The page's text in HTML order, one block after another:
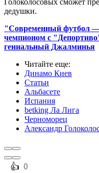
Голоколосовых сможет
дедушки.
"Современный футбол
чемпионом с
гениальный Джалминья
Читайте еще:
Динамо Киев
Статьи
Альбасете
Испания
betking Ла Лига
Черноморец
Александр
️👍 0